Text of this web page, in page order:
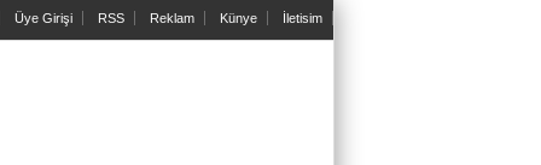
Üye Girişi RSS Reklam Künye İletisim